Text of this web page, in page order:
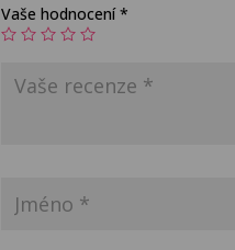
Vaše hodnocení*